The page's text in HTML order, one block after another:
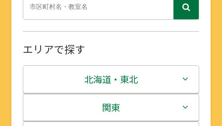
エリアで探す
北海道・東北
北海道
関東